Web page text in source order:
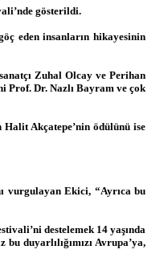
gösterildi.
eden insanların hikayesinin
Zuhal Olcay ve Perihan
Prof. Dr. Nazlı Bayram ve çok
Akçatepe’nin ödülünü ise
vurgulayan Ekici, “Ayrıca bu
destelemek 14 yaşında
duyarlılığımızı Avrupa’ya,